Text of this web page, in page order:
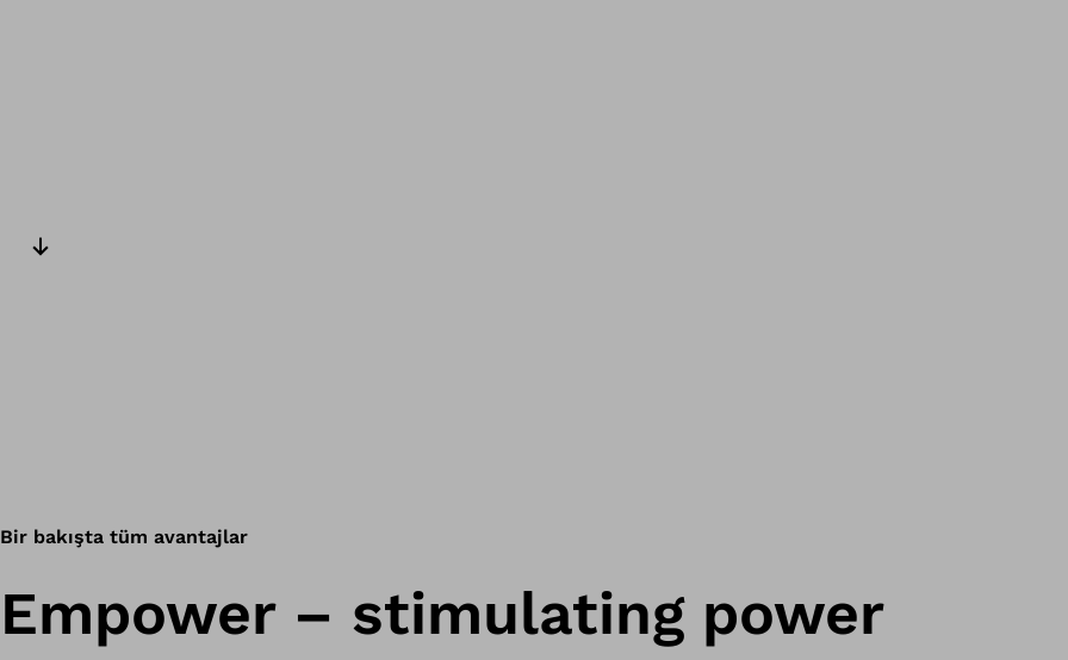
Bir bakışta tüm avantajlar
Empower – stimulating power